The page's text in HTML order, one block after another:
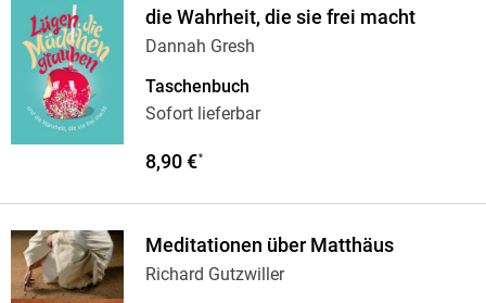
die Wahrheit, die sie frei macht
Dannah Gresh
Taschenbuch
Sofort lieferbar
8,90 €*
Meditationen über Matthäus
Richard Gutzwiller